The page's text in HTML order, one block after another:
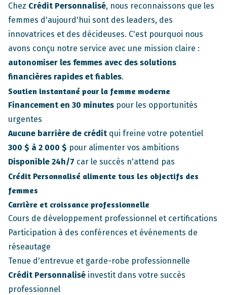
Chez Crédit Personnalisé, nous reconnaissons que les
femmes d'aujourd'hui sont des leaders, des
innovatrices et des décideuses. C'est pourquoi nous
avons conçu notre service avec une mission claire :
autonomiser les femmes avec des solutions
financières rapides et fiables.
Soutien instantané pour la femme moderne
Financement en 30 minutes pour les opportunités
urgentes
Aucune barrière de crédit qui freine votre potentiel
300 $ à 2 000 $ pour alimenter vos ambitions
Disponible 24h/7 car le succès n'attend pas
Crédit Personnalisé alimente tous les objectifs des
femmes
Carrière et croissance professionnelle
Cours de développement professionnel et certifications
Participation à des conférences et événements de
réseautage
Tenue d'entrevue et garde-robe professionnelle
Crédit Personnalisé investit dans votre succès
professionnel